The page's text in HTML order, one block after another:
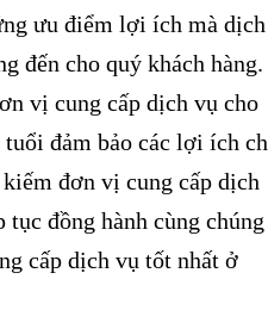
ưu điểm lợi ích mà dịch
đến cho quý khách hàng.
vị cung cấp dịch vụ cho
đảm bảo các lợi ích
đơn vị cung cấp dịch
đồng hành cùng chúng
cấp dịch vụ tốt nhất ở